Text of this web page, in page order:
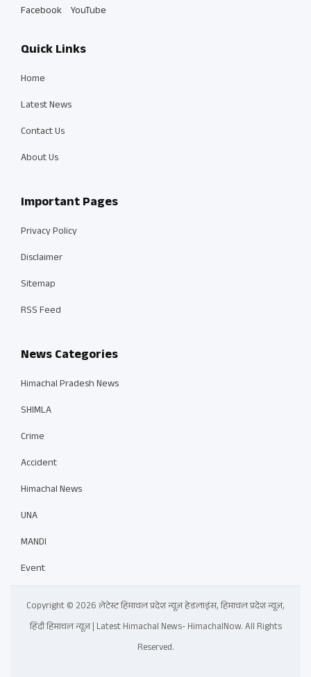
Facebook YouTube
Quick Links
Home
Latest News
Contact Us
About Us
Important Pages
Privacy Policy
Disclaimer
Sitemap
RSS Feed
News Categories
Himachal Pradesh News
SHIMLA
Crime
Accident
Himachal News
UNA
MANDI
Event
Copyright © 2026 लेटेस्ट हिमाचल प्रदेश न्यूज़ हेडलाइंस, हिमाचल प्रदेश न्यूज़,
हिंदी हिमाचल न्यूज़ | Latest Himachal News- HimachalNow. All Rights
Reserved.